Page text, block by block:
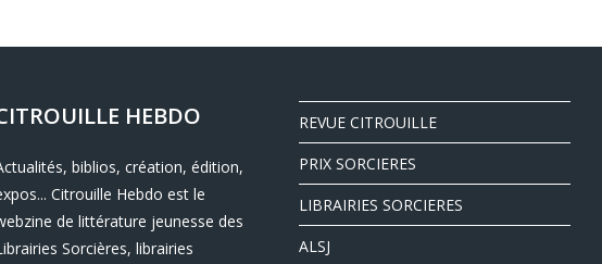
HEBDO
biblios, création, édition,
Citrouille Hebdo est le
de littérature jeunesse des
Sorcières, librairies
REVUE CITROUILLE
PRIX SORCIERES
LIBRAIRIES SORCIERES
ALSJ